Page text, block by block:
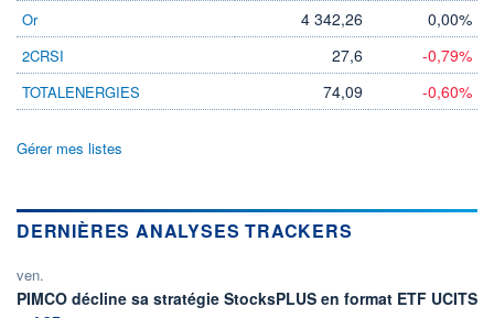
Or 4 342,26 0,00%
2CRSI 27,6 -0,79%
TOTALENERGIES 74,09 -0,60%
Gérer mes listes
DERNIÈRES ANALYSES TRACKERS
ven.
PIMCO décline sa stratégie StocksPLUS en format ETF UCITS